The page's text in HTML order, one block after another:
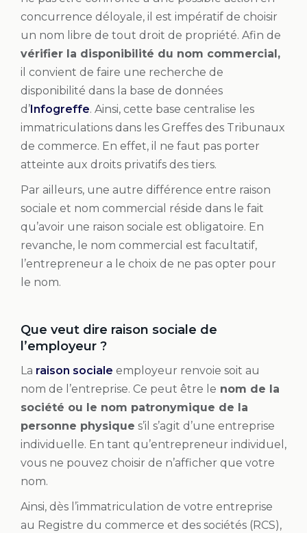
concurrence déloyale, il est impératif de choisir
un nom libre de tout droit de propriété. Afin de
vérifier la disponibilité du nom commercial,
il convient de faire une recherche de
disponibilité dans la base de données
d’Infogreffe. Ainsi, cette base centralise les
immatriculations dans les Greffes des Tribunaux
de commerce. En effet, il ne faut pas porter
atteinte aux droits privatifs des tiers.
Par ailleurs, une autre différence entre raison
sociale et nom commercial réside dans le fait
qu’avoir une raison sociale est obligatoire. En
revanche, le nom commercial est facultatif,
l’entrepreneur a le choix de ne pas opter pour
le nom.
Que veut dire raison sociale de
l’employeur ?
La raison sociale employeur renvoie soit au
nom de l’entreprise. Ce peut être le nom de la
société ou le nom patronymique de la
personne physique s’il s’agit d’une entreprise
individuelle. En tant qu’entrepreneur individuel,
vous ne pouvez choisir de n’afficher que votre
nom.
Ainsi, dès l’immatriculation de votre entreprise
au Registre du commerce et des sociétés (RCS),